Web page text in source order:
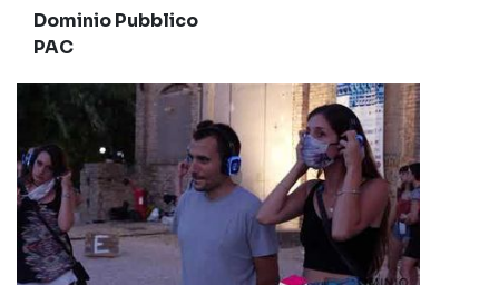
Dominio Pubblico
PAC